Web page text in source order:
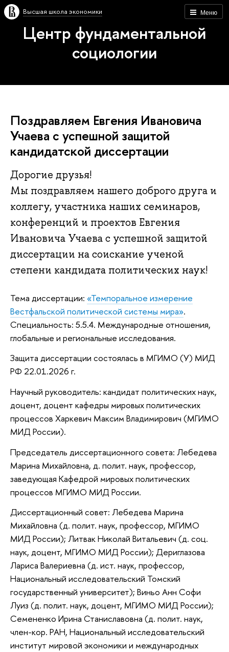
Меню
Высшая школа экономики
Центр фундаментальной
социологии
Поздравляем Евгения Ивановича
Учаева с успешной защитой
кандидатской диссертации
Дорогие друзья!
Мы поздравляем нашего доброго друга и
коллегу, участника наших семинаров,
конференций и проектов Евгения
Ивановича Учаева с успешной защитой
диссертации на соискание ученой
степени кандидата политических наук!
Тема диссертации: «Темпоральное измерение
Вестфальской политической системы мира».
Специальность: 5.5.4. Международные отношения,
глобальные и региональные исследования.
Защита диссертации состоялась в МГИМО (У) МИД
РФ 22.01.2026 г.
Научный руководитель: кандидат политических наук,
доцент, доцент кафедры мировых политических
процессов Харкевич Максим Владимирович (МГИМО
МИД России).
Председатель диссертационного совета: Лебедева
Марина Михайловна, д. полит. наук, профессор,
заведующая Кафедрой мировых политических
процессов МГИМО МИД России.
Диссертационный совет: Лебедева Марина
Михайловна (д. полит. наук, профессор, МГИМО
МИД России); Литвак Николай Витальевич (д. соц.
наук, доцент, МГИМО МИД России); Дериглазова
Лариса Валериевна (д. ист. наук, профессор,
Национальный исследовательский Томский
государственный университет); Виньо Анн Софи
Луиз (д. полит. наук, доцент, МГИМО МИД России);
Семененко Ирина Станиславовна (д. полит. наук,
член-кор. РАН, Национальный исследовательский
институт мировой экономики и международных